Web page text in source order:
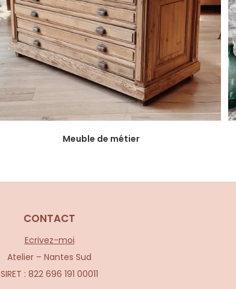
Meuble de métier
CONTACT
Ecrivez-moi
Atelier – Nantes Sud
SIRET : 822 696 191 00011